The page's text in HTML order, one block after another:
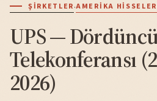
ŞIRKETLER·AMERIKA
UPS —
Telekonferansı
2026)